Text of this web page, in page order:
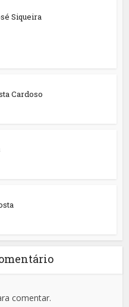
Siqueira
Cardoso
comentar.